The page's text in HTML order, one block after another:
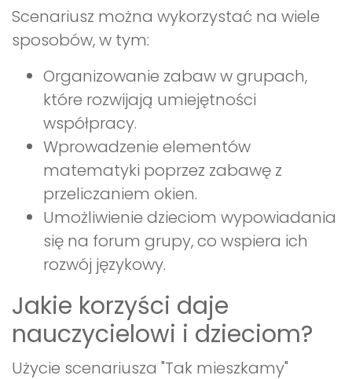
Scenariusz można wykorzystać na wiele
sposobów, w tym:
Organizowanie zabaw w grupach,
które rozwijają umiejętności
współpracy.
Wprowadzenie elementów
matematyki poprzez zabawę z
przeliczaniem okien.
Umożliwienie dzieciom wypowiadania
się na forum grupy, co wspiera ich
rozwój językowy.
Jakie korzyści daje
nauczycielowi i dzieciom?
Użycie scenariusza "Tak mieszkamy"